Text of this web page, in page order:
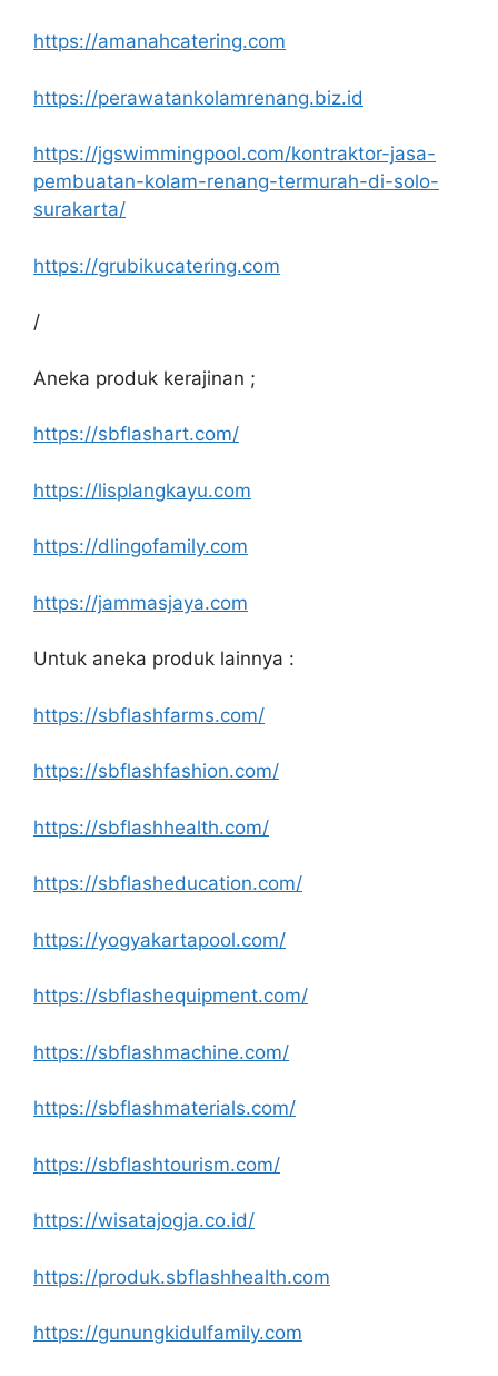
https://amanahcatering.com
https://perawatankolamrenang.biz.id
https://jgswimmingpool.com/kontraktor-jasa-
pembuatan-kolam-renang-termurah-di-solo-
surakarta/
https://grubikucatering.com
/
Aneka produk kerajinan ;
https://sbflashart.com/
https://lisplangkayu.com
https://dlingofamily.com
https://jammasjaya.com
Untuk aneka produk lainnya :
https://sbflashfarms.com/
https://sbflashfashion.com/
https://sbflashhealth.com/
https://sbflasheducation.com/
https://yogyakartapool.com/
https://sbflashequipment.com/
https://sbflashmachine.com/
https://sbflashmaterials.com/
https://sbflashtourism.com/
https://wisatajogja.co.id/
https://produk.sbflashhealth.com
https://gunungkidulfamily.com